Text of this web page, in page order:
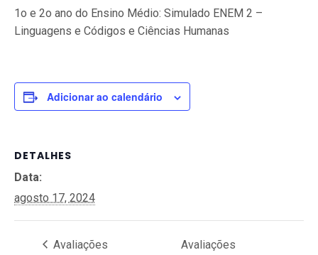
1o e 2o ano do Ensino Médio: Simulado ENEM 2 –
Linguagens e Códigos e Ciências Humanas
Adicionar ao calendário
DETALHES
Data:
agosto 17, 2024
Avaliações
Avaliações